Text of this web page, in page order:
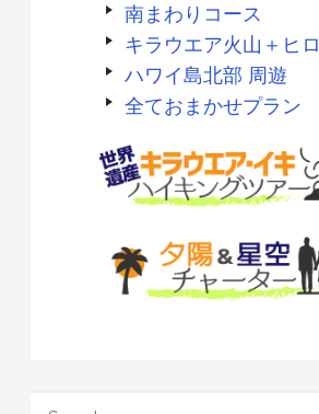
南まわりコース
キラウエア火山＋ヒロ
ハワイ島北部 周遊
全ておまかせプラン